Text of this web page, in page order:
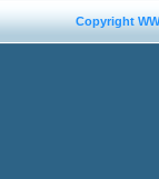
Copyright